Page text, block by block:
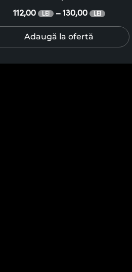
112,00 LEI – 130,00 LEI
Adaugă la ofertă